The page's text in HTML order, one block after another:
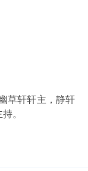
草轩轩主，静轩
。